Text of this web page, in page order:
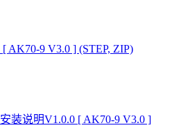
AK70-9 V3.0 ] (STEP, ZIP)
装说明V1.0.0 [ AK70-9 V3.0 ]